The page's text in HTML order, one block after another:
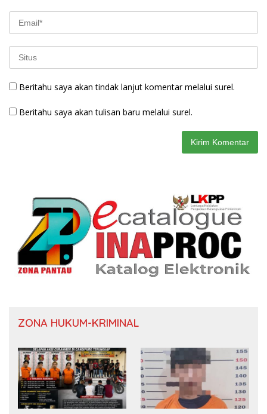
Beritahu saya akan tindak lanjut komentar melalui surel.
Beritahu saya akan tulisan baru melalui surel.
ZONA HUKUM-KRIMINAL